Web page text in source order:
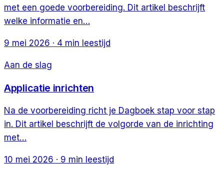
met een goede voorbereiding. Dit artikel beschrijft
welke informatie en…
9 mei 2026 · 4 min leestijd
Aan de slag
Applicatie inrichten
Na de voorbereiding richt je Dagboek stap voor stap
in. Dit artikel beschrijft de volgorde van de inrichting
met…
10 mei 2026 · 9 min leestijd